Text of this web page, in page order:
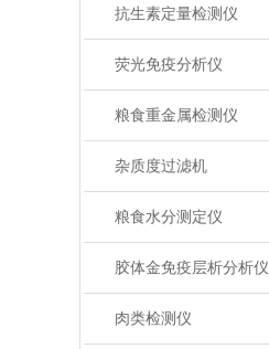
抗生素定量检测仪
荧光免疫分析仪
粮食重金属检测仪
杂质度过滤机
粮食水分测定仪
胶体金免疫层析分析仪
肉类检测仪